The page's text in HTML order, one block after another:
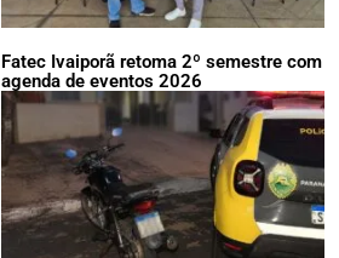
Fatec Ivaiporã retoma 2º semestre com
agenda de eventos 2026